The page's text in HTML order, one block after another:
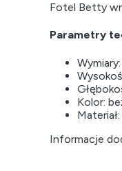
Fotel Betty
Parametry
Kolor:
Informacje